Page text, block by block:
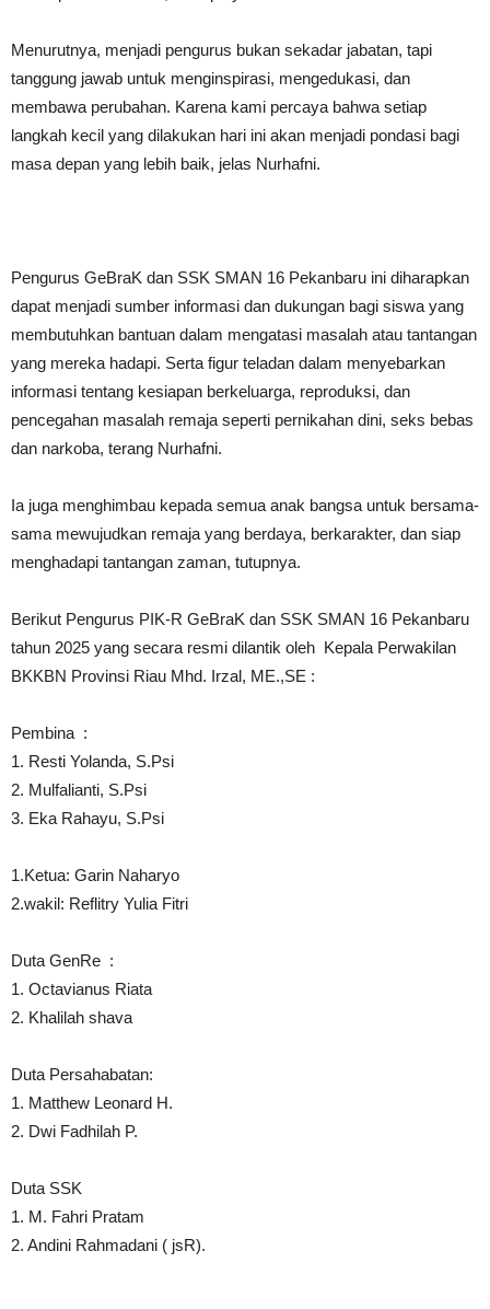
Menurutnya, menjadi pengurus bukan sekadar jabatan, tapi
tanggung jawab untuk menginspirasi, mengedukasi, dan
membawa perubahan. Karena kami percaya bahwa setiap
langkah kecil yang dilakukan hari ini akan menjadi pondasi bagi
masa depan yang lebih baik, jelas Nurhafni.
Pengurus GeBraK dan SSK SMAN 16 Pekanbaru ini diharapkan
dapat menjadi sumber informasi dan dukungan bagi siswa yang
membutuhkan bantuan dalam mengatasi masalah atau tantangan
yang mereka hadapi. Serta figur teladan dalam menyebarkan
informasi tentang kesiapan berkeluarga, reproduksi, dan
pencegahan masalah remaja seperti pernikahan dini, seks bebas
dan narkoba, terang Nurhafni.
Ia juga menghimbau kepada semua anak bangsa untuk bersama-
sama mewujudkan remaja yang berdaya, berkarakter, dan siap
menghadapi tantangan zaman, tutupnya.
Berikut Pengurus PIK-R GeBraK dan SSK SMAN 16 Pekanbaru
tahun 2025 yang secara resmi dilantik oleh Kepala Perwakilan
BKKBN Provinsi Riau Mhd. Irzal, ME.,SE :
Pembina :
1. Resti Yolanda, S.Psi
2. Mulfalianti, S.Psi
3. Eka Rahayu, S.Psi
1.Ketua: Garin Naharyo
2.wakil: Reflitry Yulia Fitri
Duta GenRe :
1. Octavianus Riata
2. Khalilah shava
Duta Persahabatan:
1. Matthew Leonard H.
2. Dwi Fadhilah P.
Duta SSK
1. M. Fahri Pratam
2. Andini Rahmadani ( jsR).